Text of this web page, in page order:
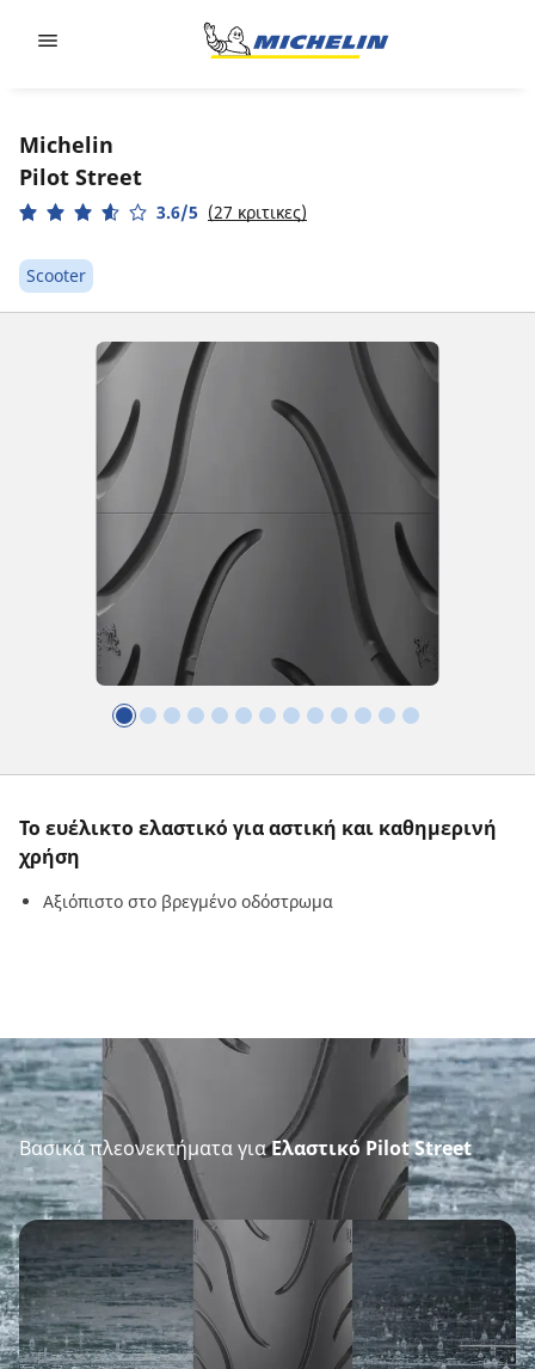
Michelin
Pilot Street
3.6/5 (27 κριτικες)
Scooter
Το ευέλικτο ελαστικό για αστική και καθημερινή
χρήση
Αξιόπιστο στο βρεγμένο οδόστρωμα
Βασικά πλεονεκτήματα γιαΕλαστικό Pilot Street